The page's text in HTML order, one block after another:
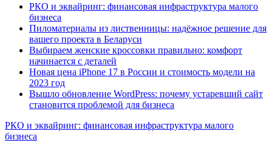
РКО и эквайринг: финансовая инфраструктура малого
бизнеса
Пиломатериалы из лиственницы: надёжное решение для
вашего проекта в Беларуси
Выбираем женские кроссовки правильно: комфорт
начинается с деталей
Новая цена iPhone 17 в России и стоимость модели на
2023 год
Вышло обновление WordPress: почему устаревший сайт
становится проблемой для бизнеса
РКО и эквайринг: финансовая инфраструктура малого
бизнеса